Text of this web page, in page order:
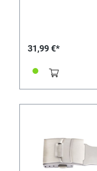
31,99 €*